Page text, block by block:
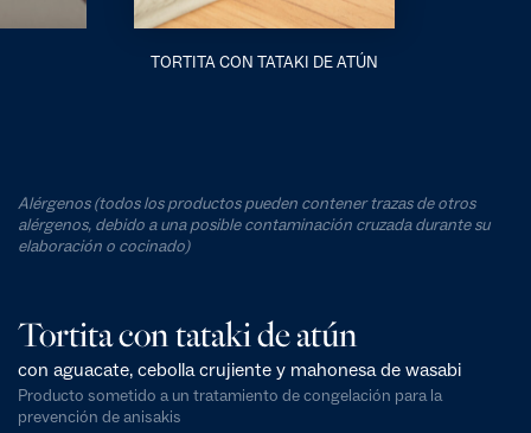
TORTITA CON TATAKI DE ATÚN
Alérgenos (todos los productos pueden contener trazas de otros
alérgenos, debido a una posible contaminación cruzada durante su
elaboración o cocinado)
Tortita con tataki de atún
con aguacate, cebolla crujiente y mahonesa de wasabi
Producto sometido a un tratamiento de congelación para la
prevención de anisakis